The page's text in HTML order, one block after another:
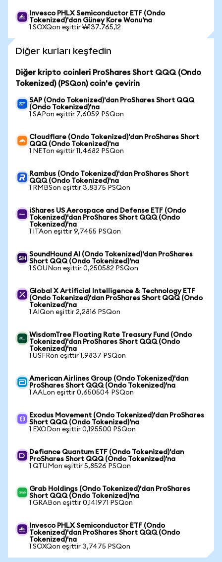
Invesco PHLX Semiconductor ETF (Ondo
Tokenized)'dan Güney Kore Wonu'na
1 SOXQon eşittir ₩137.765,12
Diğer kurları keşfedin
Diğer kripto coinleri ProShares Short QQQ (Ondo
Tokenized) (PSQon) coin'e çevirin
SAP (Ondo Tokenized)'dan ProShares Short QQQ
(Ondo Tokenized)'na
1 SAPon eşittir 7,6059 PSQon
Cloudflare (Ondo Tokenized)'dan ProShares Short
QQQ (Ondo Tokenized)'na
1 NETon eşittir 11,4682 PSQon
Rambus (Ondo Tokenized)'dan ProShares Short
QQQ (Ondo Tokenized)'na
1 RMBSon eşittir 3,8375 PSQon
iShares US Aerospace and Defense ETF (Ondo
Tokenized)'dan ProShares Short QQQ (Ondo
Tokenized)'na
1 ITAon eşittir 9,7455 PSQon
SoundHound AI (Ondo Tokenized)'dan ProShares
Short QQQ (Ondo Tokenized)'na
1 SOUNon eşittir 0,250582 PSQon
Global X Artificial Intelligence & Technology ETF
(Ondo Tokenized)'dan ProShares Short QQQ (Ondo
Tokenized)'na
1 AIQon eşittir 2,2816 PSQon
WisdomTree Floating Rate Treasury Fund (Ondo
Tokenized)'dan ProShares Short QQQ (Ondo
Tokenized)'na
1 USFRon eşittir 1,9837 PSQon
American Airlines Group (Ondo Tokenized)'dan
ProShares Short QQQ (Ondo Tokenized)'na
1 AALon eşittir 0,650504 PSQon
Exodus Movement (Ondo Tokenized)'dan ProShares
Short QQQ (Ondo Tokenized)'na
1 EXODon eşittir 0,195500 PSQon
Defiance Quantum ETF (Ondo Tokenized)'dan
ProShares Short QQQ (Ondo Tokenized)'na
1 QTUMon eşittir 5,8526 PSQon
Grab Holdings (Ondo Tokenized)'dan ProShares
Short QQQ (Ondo Tokenized)'na
1 GRABon eşittir 0,141971 PSQon
Invesco PHLX Semiconductor ETF (Ondo
Tokenized)'dan ProShares Short QQQ (Ondo
Tokenized)'na
1 SOXQon eşittir 3,7475 PSQon